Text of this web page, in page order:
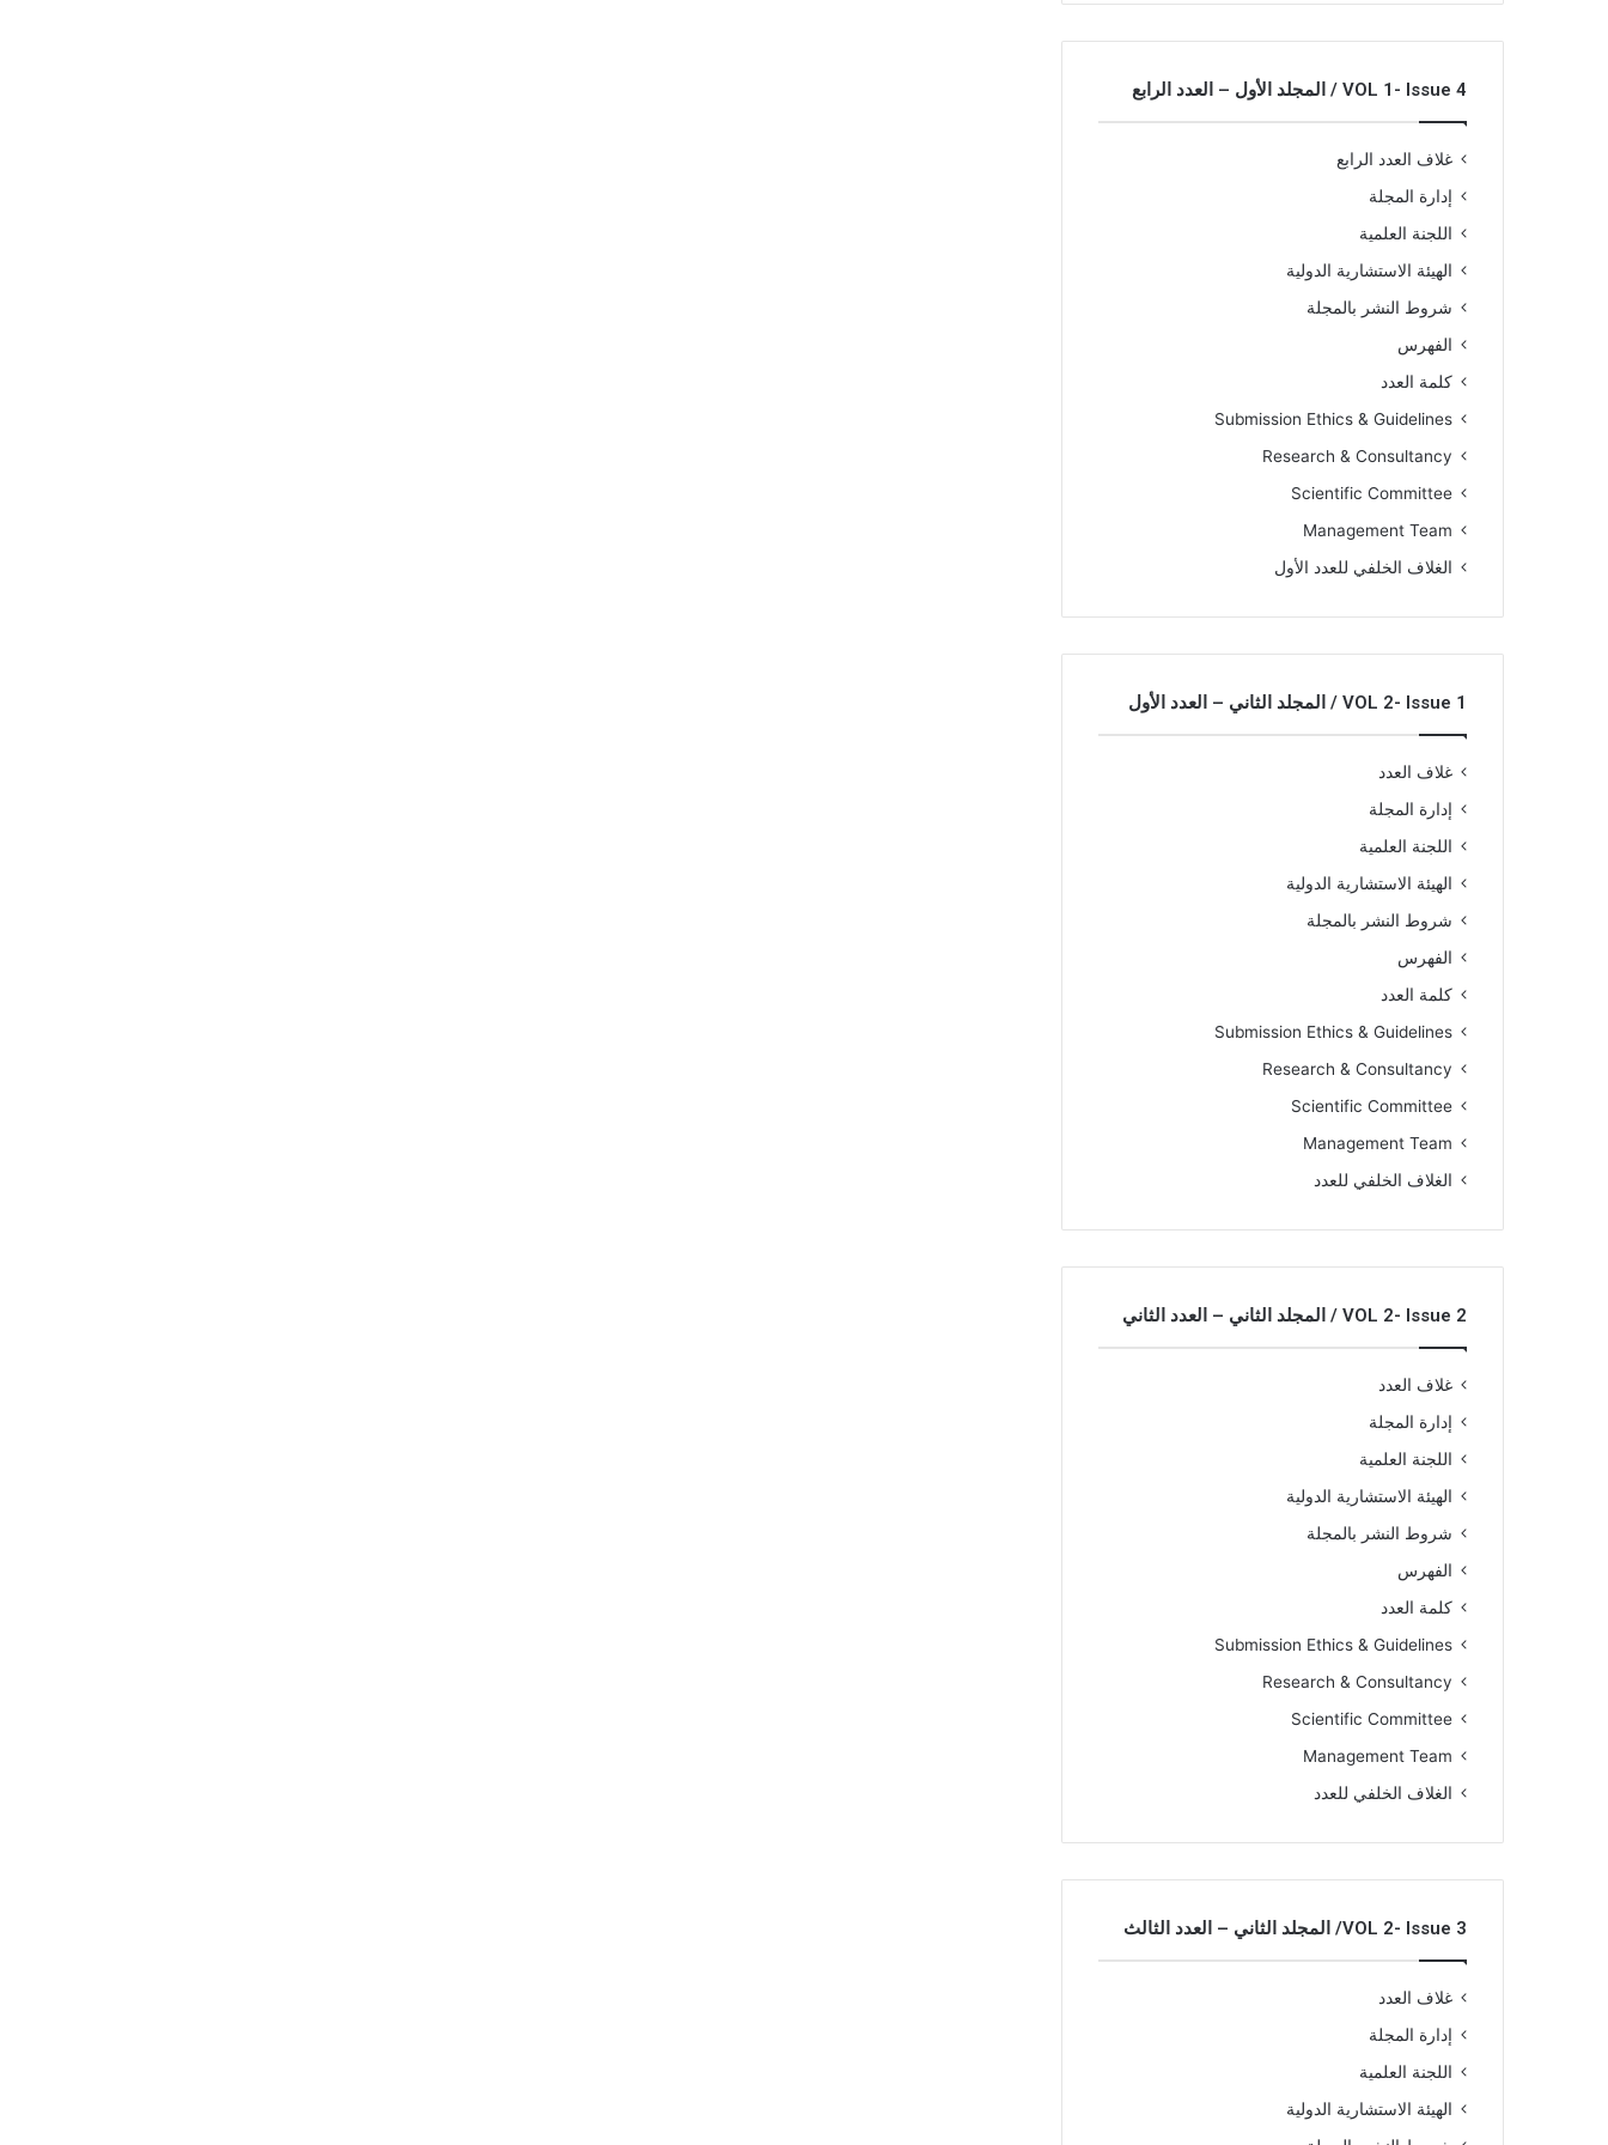
VOL 1- Issue 4 / المجلد الأول – العدد الرابع
غلاف العدد الرابع
إدارة المجلة
اللجنة العلمية
الهيئة الاستشارية الدولية
شروط النشر بالمجلة
الفهرس
كلمة العدد
Submission Ethics & Guidelines
Research & Consultancy
Scientific Committee
Management Team
الغلاف الخلفي للعدد الأول
VOL 2- Issue 1 / المجلد الثاني – العدد الأول
غلاف العدد
إدارة المجلة
اللجنة العلمية
الهيئة الاستشارية الدولية
شروط النشر بالمجلة
الفهرس
كلمة العدد
Submission Ethics & Guidelines
Research & Consultancy
Scientific Committee
Management Team
الغلاف الخلفي للعدد
VOL 2- Issue 2 / المجلد الثاني – العدد الثاني
غلاف العدد
إدارة المجلة
اللجنة العلمية
الهيئة الاستشارية الدولية
شروط النشر بالمجلة
الفهرس
كلمة العدد
Submission Ethics & Guidelines
Research & Consultancy
Scientific Committee
Management Team
الغلاف الخلفي للعدد
VOL 2- Issue 3/ المجلد الثاني – العدد الثالث
غلاف العدد
إدارة المجلة
اللجنة العلمية
الهيئة الاستشارية الدولية